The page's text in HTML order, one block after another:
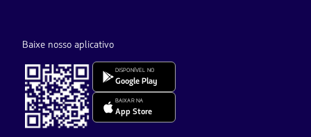
Baixe nosso aplicativo
DISPONÍVEL NO
Google Play
BAIXAR NA
App Store